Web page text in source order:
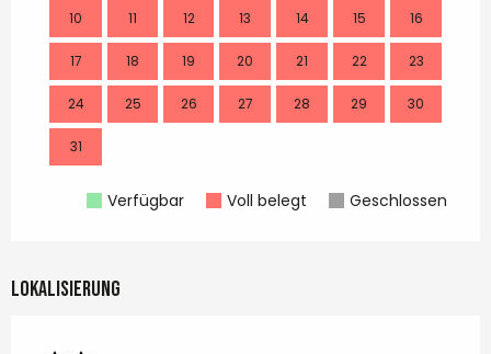
10 11 12 13 14 15 16
17 18 19 20 21 22 23
24 25 26 27 28 29 30
31
Verfügbar Voll belegt Geschlossen
Lokalisierung